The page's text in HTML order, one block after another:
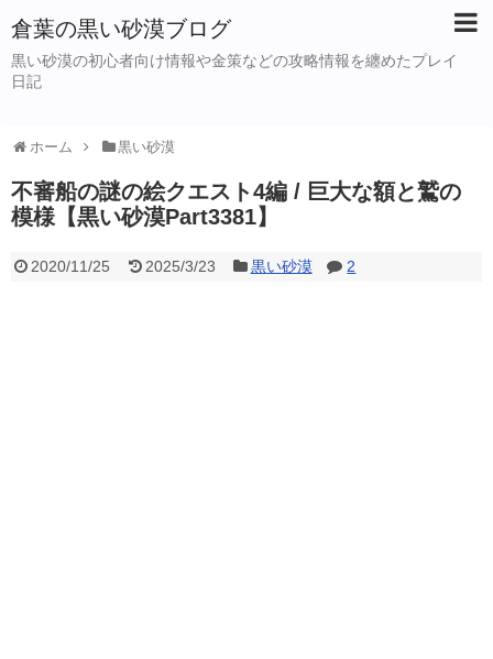
倉葉の黒い砂漠ブログ
黒い砂漠の初心者向け情報や金策などの攻略情報を纏めたプレイ
日記
ホーム 黒い砂漠
不審船の謎の絵クエスト4編 / 巨大な額と鷲の
模様【黒い砂漠Part3381】
2020/11/25 2025/3/23 黒い砂漠 2